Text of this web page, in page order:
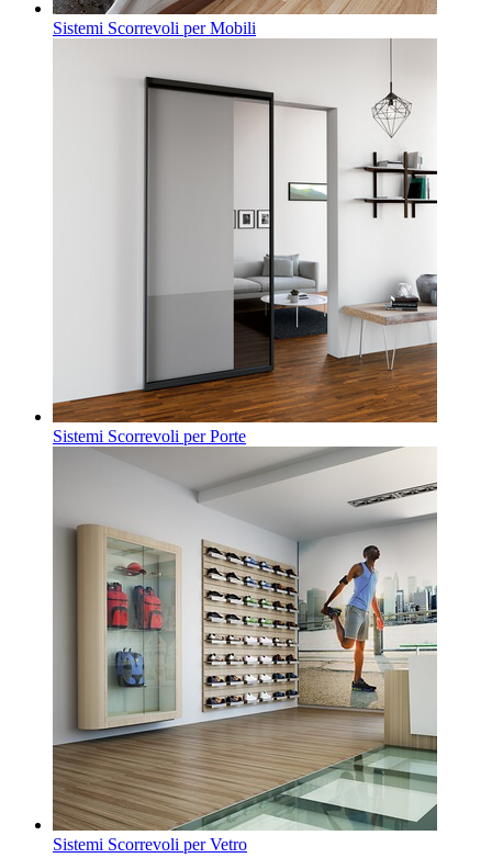
Sistemi Scorrevoli per Mobili
Sistemi Scorrevoli per Porte
Sistemi Scorrevoli per Vetro